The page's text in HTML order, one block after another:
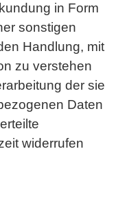
in Form
sonstigen
Handlung, mit
zu verstehen
der sie
Daten
widerrufen